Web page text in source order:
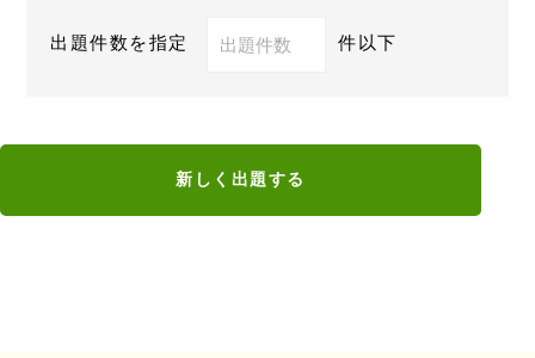
出題件数を指定 件以下
新しく出題する